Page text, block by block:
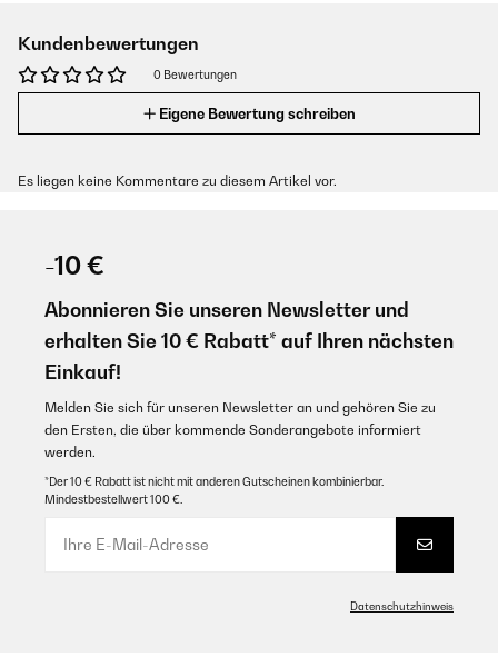
Kundenbewertungen
0 Bewertungen
Eigene Bewertung schreiben
Es liegen keine Kommentare zu diesem Artikel vor.
-10 €
Abonnieren Sie unseren Newsletter und
erhalten Sie 10 € Rabatt* auf Ihren nächsten
Einkauf!
Melden Sie sich für unseren Newsletter an und gehören Sie zu
den Ersten, die über kommende Sonderangebote informiert
werden.
*Der 10 € Rabatt ist nicht mit anderen Gutscheinen kombinierbar.
Mindestbestellwert 100 €.
Datenschutzhinweis